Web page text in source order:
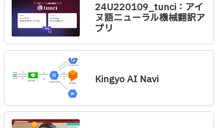
24U220109_tunci：アイ
ヌ語ニューラル機械翻訳ア
プリ
Kingyo AI Navi